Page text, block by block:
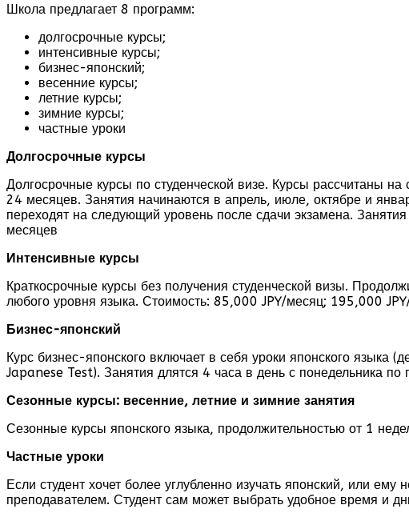
Школа предлагает 8 программ:
долгосрочные курсы;
интенсивные курсы;
бизнес-японский;
весенние курсы;
летние курсы;
зимние курсы;
частные уроки
Долгосрочные курсы
Долгосрочные курсы по студенческой визе. Курсы рассчитаны
24 месяцев. Занятия начинаются в апрель, июле, октябре и
переходят на следующий уровень после сдачи экзамена.
месяцев
Интенсивные курсы
Краткосрочные курсы без получения студенческой визы.
любого уровня языка. Стоимость: 85,000 JPY/месяц; 195,000
Бизнес-японский
Курс бизнес-японского включает в себя уроки японского языка
Japanese Test). Занятия длятся 4 часа в день с понедельника
Сезонные курсы: весенние, летние и зимние занятия
Сезонные курсы японского языка, продолжительностью от 1
Частные уроки
Если студент хочет более углубленно изучать японский, или
преподавателем. Студент сам может выбрать удобное время и